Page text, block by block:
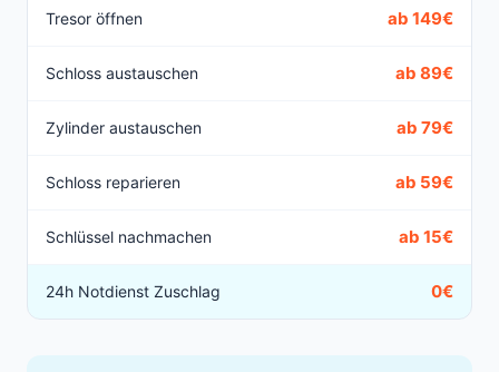
Tresor öffnen ab 149€
Schloss austauschen ab 89€
Zylinder austauschen ab 79€
Schloss reparieren ab 59€
Schlüssel nachmachen ab 15€
24h Notdienst Zuschlag 0€